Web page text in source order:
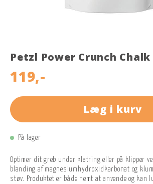
Petzl Power Crunch Chalk
119,-
Læg i kurv
På lager
Optimer dit greb under klatring eller på klipper
blanding af magnesiumhydroxidkarbonat og
støv. Produktet er både nemt at anvende og kan